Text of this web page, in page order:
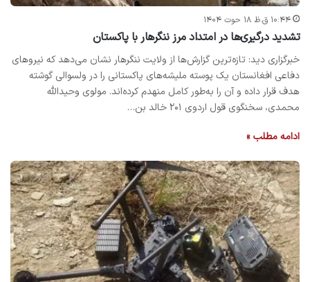
۱۰:۴۴ ق.ظ ۱۸ حوت ۱۴۰۴
تشدید درگیری‌ها در امتداد مرز ننگرهار با پاکستان
خبرگزاری دید: تازه‌ترین گزارش‌ها از ولایت ننگرهار نشان می‌دهد که نیروهای
دفاعی افغانستان یک پوسته ملیشه‌های پاکستانی را در ولسوالی گوشته
هدف قرار داده و آن را به‌طور کامل منهدم کرده‌اند. مولوی وحیدالله
محمدی، سخنگوی قول اردوی ۲۰۱ خالد بن…
ادامه مطلب »